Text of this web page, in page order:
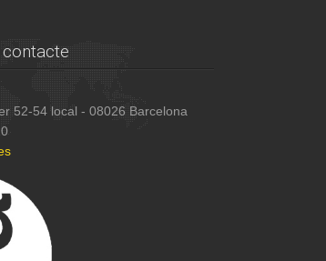
52-54 local - 08026 Barcelona